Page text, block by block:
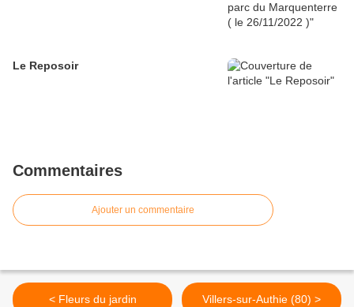
Le Reposoir
Commentaires
Ajouter un commentaire
< Fleurs du jardin Villers-sur-Authie (80) >